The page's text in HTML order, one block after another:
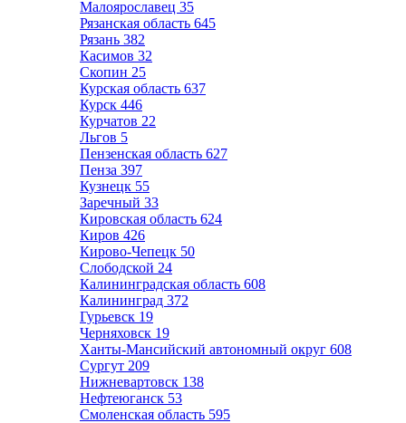
Малоярославец 35
Рязанская область 645
Рязань 382
Касимов 32
Скопин 25
Курская область 637
Курск 446
Курчатов 22
Льгов 5
Пензенская область 627
Пенза 397
Кузнецк 55
Заречный 33
Кировская область 624
Киров 426
Кирово-Чепецк 50
Слободской 24
Калининградская область 608
Калининград 372
Гурьевск 19
Черняховск 19
Ханты-Мансийский автономный округ 608
Сургут 209
Нижневартовск 138
Нефтеюганск 53
Смоленская область 595